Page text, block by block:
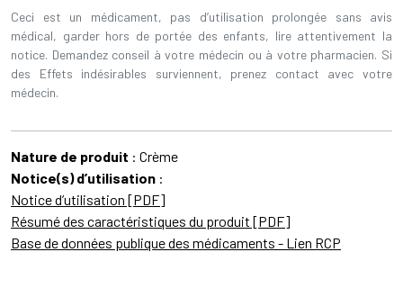
Ceci est un médicament, pas d’utilisation prolongée sans avis
médical, garder hors de portée des enfants, lire attentivement la
notice. Demandez conseil à votre médecin ou à votre pharmacien. Si
des Effets indésirables surviennent, prenez contact avec votre
médecin.
Nature de produit : Crème
Notice(s) d’utilisation :
Notice d’utilisation [PDF]
Résumé des caractéristiques du produit [PDF]
Base de données publique des médicaments - Lien RCP